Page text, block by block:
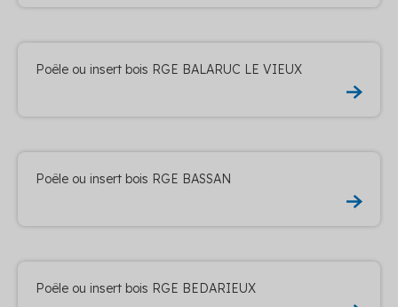
Poêle ou insert bois RGE BALARUC LE VIEUX
Poêle ou insert bois RGE BASSAN
Poêle ou insert bois RGE BEDARIEUX